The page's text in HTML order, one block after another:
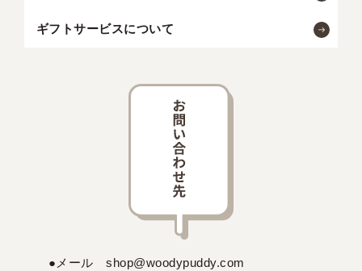
ギフトサービスについて
●メール shop@woodypuddy.com